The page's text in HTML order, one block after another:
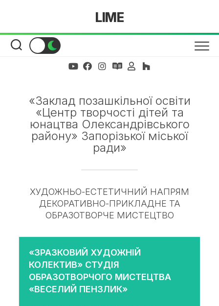
LIME
«Заклад позашкільної освіти
«Центр творчості дітей та
юнацтва Олександрівського
району» Запорізької міської
ради»
ХУДОЖНЬО-ЕСТЕТИЧНИЙ НАПРЯМ
ДЕКОРАТИВНО-ПРИКЛАДНЕ ТА
ОБРАЗОТВОРЧЕ МИСТЕЦТВО
«ЗРАЗКОВИЙ ХУДОЖНІЙ
КОЛЕКТИВ» СТУДІЯ
ОБРАЗОТВОРЧОГО МИСТЕЦТВА
«ВЕСЕЛИЙ ПЕНЗЛИК»